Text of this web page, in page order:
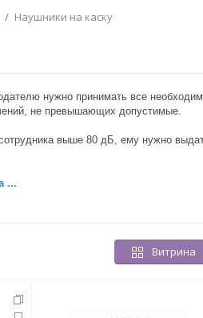
/ Наушники на каску
нужно принимать все
не превышающих допустимые.
выше 80 дБ, ему нужно
...
Витрина